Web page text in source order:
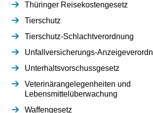
Thüringer Reisekostengesetz
Tierschutz
Tierschutz-Schlachtverordnung
Unfallversicherungs-
Unterhaltsvorschussgesetz
Veterinärangelegenheiten und
Lebensmittelüberwachung
Waffengesetz